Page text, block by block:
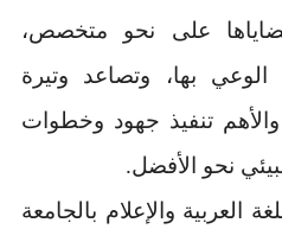
قضاياها على نحو متخصص،
بها، وتصاعد وتيرة
والأهم تنفيذ جهود وخطوات
نحو الأفضل.
والإعلام بالجامعة